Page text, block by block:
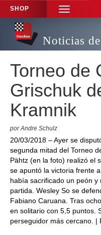
SHOP
TOGGLE
NAVIGATION
Noticias
Torneo de
Grischuk
Kramnik
por Andre Schulz
20/03/2018 – Ayer se
segunda mitad del Torneo
Pähtz (en la foto) realizó el
se apuntó la victoria frente
había sacrificado un peón
partida. Wesley So se
Fabiano Caruana. Tras
en solitario con 5,5 puntos.
perseguidor más cercano. |